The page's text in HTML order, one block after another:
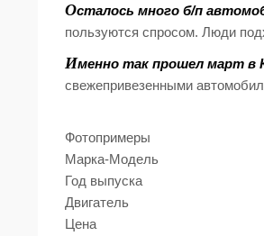
Осталось много б/п
пользуются спросом. Люди
Именно так прошел март в
свежепривезенными
Фотопримеры
Марка-Модель
Год выпуска
Двигатель
Цена